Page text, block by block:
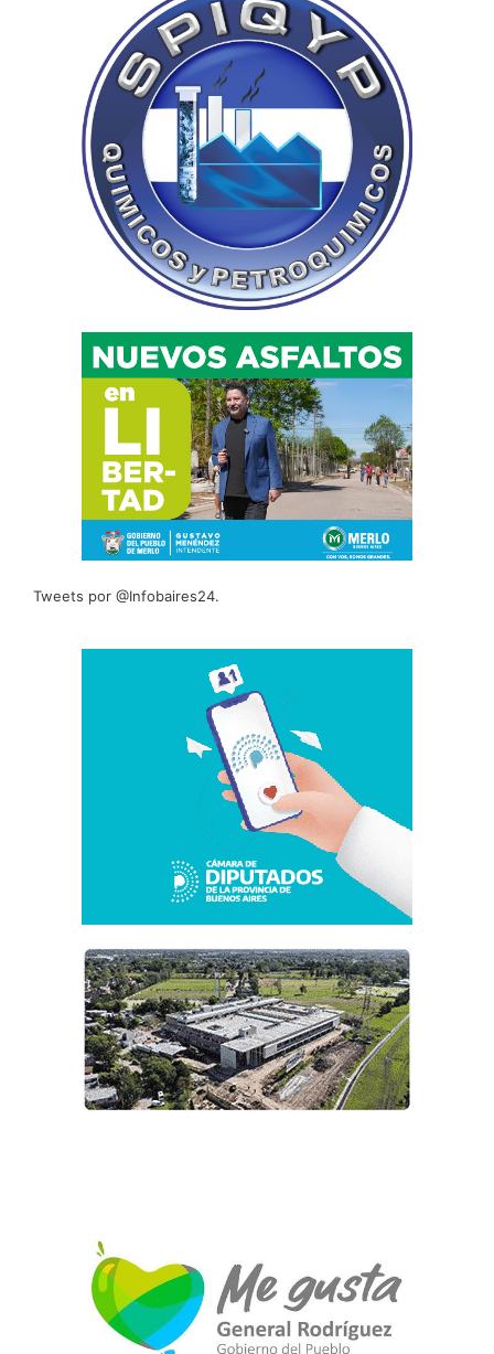
Tweets por @Infobaires24.